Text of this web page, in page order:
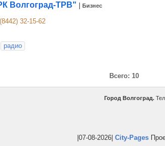
Волгоград-ТРВ" Бизнес
32-15-62
радио
Всего: 10
Город Волгоград.
|07-08-2026| City-Pages